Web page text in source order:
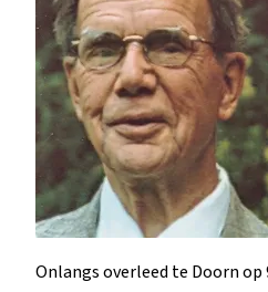
Onlangs overleed te Doorn